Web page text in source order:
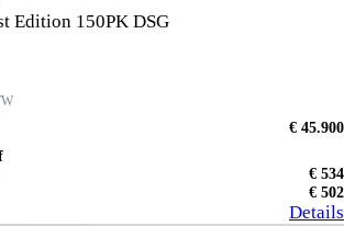
Edition 150PK DSG
€ 45.900
€ 534
€ 502
Details